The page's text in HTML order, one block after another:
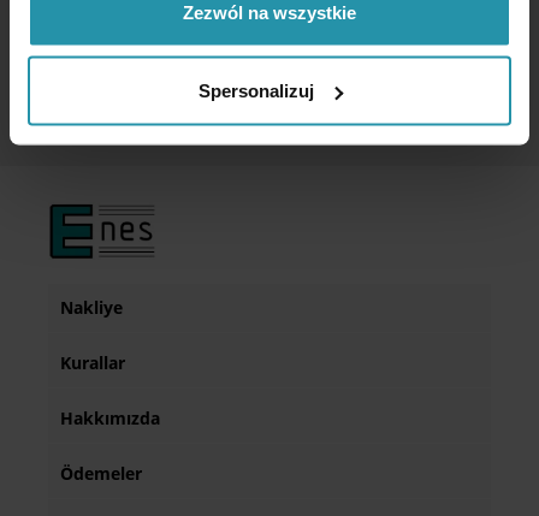
Zezwól na wszystkie
Spersonalizuj
Nakliye
Kurallar
Hakkımızda
Ödemeler